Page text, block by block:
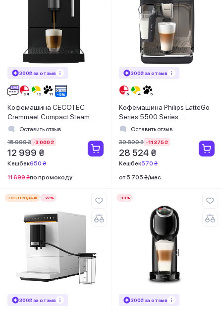
300₴ за отзыв
Кофемашина CECOTEC
Cremmaet Compact Steam
Оставить отзыв
15 999 ₴ -3 000 ₴
12 999 ₴
Кешбек650 ₴
11 699 ₴по промокоду
300₴ за отзыв
Кофемашина Philips LatteGo
Series 5500 Series
EP4449/70
Оставить отзыв
39 899 ₴ -11 375 ₴
28 524 ₴
Кешбек570 ₴
от 5 705 ₴/мес
ТОП ПРОДАЖ -27%
300₴ за отзыв
-13%
300₴ за отзыв